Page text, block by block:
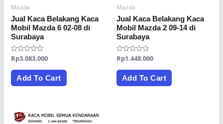
Mazda
Jual Kaca Belakang Kaca
Mobil Mazda 6 02-08 di
Surabaya
Rated
out
Rp3.083.000
Add To Cart
Mazda
Jual Kaca Belakang Kaca
Mobil Mazda 2 09-14 di
Surabaya
Rated
out
Rp1.448.000
Add To Cart